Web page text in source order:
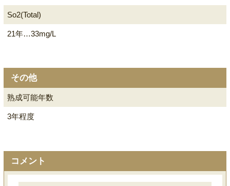
So2(Total)
21年…33mg/L
その他
熟成可能年数
3年程度
コメント